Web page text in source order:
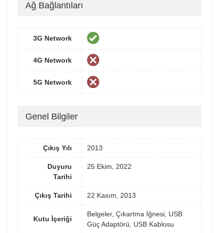
Ağ Bağlantıları
3G Network
4G Network
5G Network
Genel Bilgiler
Çıkış Yılı 2013
Duyuru
Tarihi
25 Ekim, 2022
Çıkış Tarihi 22 Kasım, 2013
Kutu İçeriği
Belgeler, Çıkartma İğnesi, USB
Güç Adaptörü, USB Kablosu